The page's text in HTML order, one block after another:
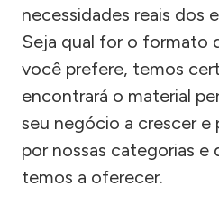
necessidades reais dos
Seja qual for o formato
você prefere, temos
encontrará o material
seu negócio a crescer e
por nossas categorias e
temos a oferecer.